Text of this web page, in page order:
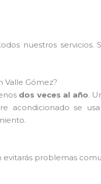
nuestros servicios.
Gómez?
dos veces al año.
acondicionado se
problemas